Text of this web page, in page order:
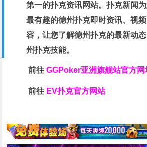
第一的扑克资讯网站。扑克新闻
最有趣的德州扑克即时资讯、视
容，让您了解德州扑克的最新动
州扑克技能。
前往GGPoker亚洲旗舰站官方网
前往 EV扑克官方网站